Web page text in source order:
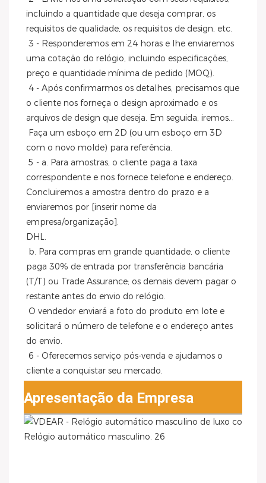
incluindo a quantidade que deseja comprar, os
requisitos de qualidade, os requisitos de design, etc.
uma cotação do relógio, incluindo especificações,
preço e quantidade mínima de pedido (MOQ).
o cliente nos forneça o design aproximado e os
arquivos de design que deseja. Em seguida, iremos...
com o novo molde) para referência.
correspondente e nos fornece telefone e endereço.
Concluiremos a amostra dentro do prazo e a
enviaremos por [inserir nome da
empresa/organização].
DHL.
paga 30% de entrada por transferência bancária
(T/T) ou Trade Assurance; os demais devem pagar o
restante antes do envio do relógio.
solicitará o número de telefone e o endereço antes
do envio.
cliente a conquistar seu mercado.
Apresentação da Empresa